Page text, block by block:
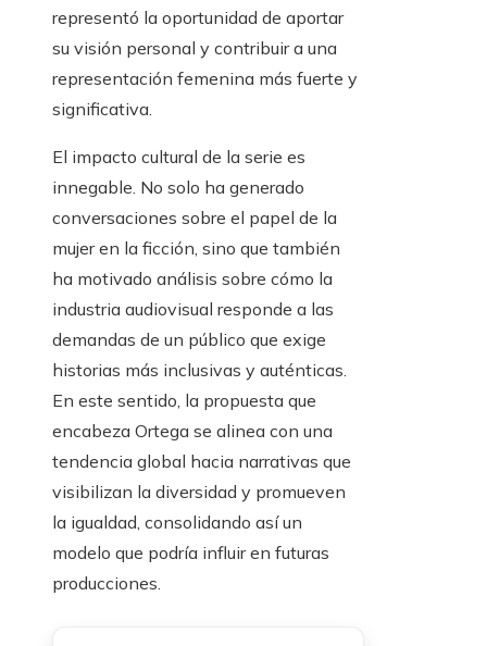
representó la oportunidad de aportar
su visión personal y contribuir a una
representación femenina más fuerte y
significativa.
El impacto cultural de la serie es
innegable. No solo ha generado
conversaciones sobre el papel de la
mujer en la ficción, sino que también
ha motivado análisis sobre cómo la
industria audiovisual responde a las
demandas de un público que exige
historias más inclusivas y auténticas.
En este sentido, la propuesta que
encabeza Ortega se alinea con una
tendencia global hacia narrativas que
visibilizan la diversidad y promueven
la igualdad, consolidando así un
modelo que podría influir en futuras
producciones.